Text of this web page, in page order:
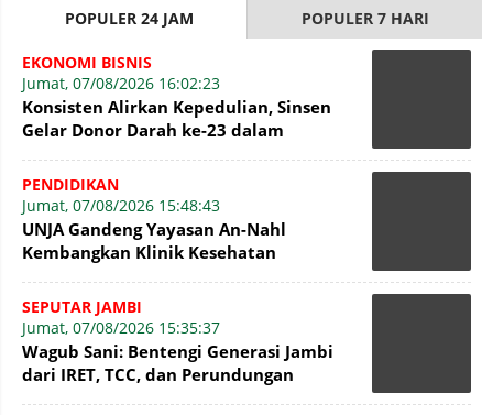
POPULER 24 JAM POPULER 7 HARI
EKONOMI BISNIS
Jumat, 07/08/2026 16:02:23
Konsisten Alirkan Kepedulian, Sinsen
Gelar Donor Darah ke-23 dalam
PENDIDIKAN
Jumat, 07/08/2026 15:48:43
UNJA Gandeng Yayasan An-Nahl
Kembangkan Klinik Kesehatan
SEPUTAR JAMBI
Jumat, 07/08/2026 15:35:37
Wagub Sani: Bentengi Generasi Jambi
dari IRET, TCC, dan Perundungan